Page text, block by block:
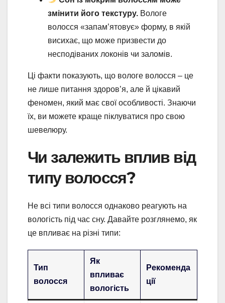
змінити його текстуру. Вологе
волосся «запам’ятовує» форму, в якій
висихає, що може призвести до
несподіваних локонів чи заломів.
Ці факти показують, що вологе волосся – це
не лише питання здоров’я, але й цікавий
феномен, який має свої особливості. Знаючи
їх, ви можете краще піклуватися про свою
шевелюру.
Чи залежить вплив від
типу волосся?
Не всі типи волосся однаково реагують на
вологість під час сну. Давайте розглянемо, як
це впливає на різні типи:
Тип
волосся
Як
впливає
вологість
Рекоменда
ції